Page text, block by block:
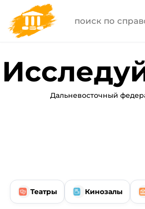
Дальневосточный
Театры Кинозалы